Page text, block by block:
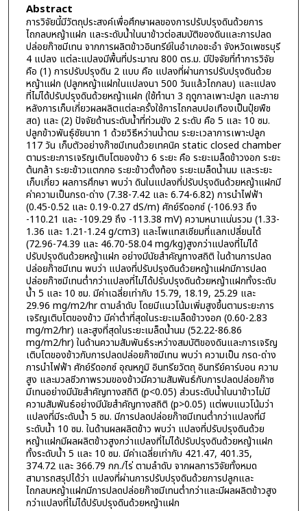
Abstract
การวิจัยนี้มีวัตถุประสงค์เพื่อศึกษาผลของการปรับปรุงดินด้วยการ
ไถกลบหญ้าแฝก และระดับน้ำในนาข้าวต่อสมบัติของดินและการปลด
ปล่อยก๊าซมีเทน จากการผลิตข้าวอินทรีย์ในอำเภอชะอำ จังหวัดเพชรบุรี
4 แปลง แต่ละแปลงมีพื้นที่ประมาณ 800 ตร.ม. มีปัจจัยที่ทำการวิจัย
คือ (1) การปรับปรุงดิน 2 แบบ คือ แปลงที่ผ่านการปรับปรุงดินด้วย
หญ้าแฝก (ปลูกหญ้าแฝกในแปลงนา 500 วันแล้วไถกลบ) และแปลง
ที่ไม่ได้ปรับปรุงดินด้วยหญ้าแฝก (ใช้ทำนา 3 ฤดูกาลเพาะปลูก และภาย
หลังการเก็บเกี่ยวผลผลิตแต่ละครั้งใช้การไถกลบปอเทืองเป็นปุ๋ยพืช
สด) และ (2) ปัจจัยด้านระดับน้ำที่ท่วมขัง 2 ระดับ คือ 5 และ 10 ซม.
ปลูกข้าวพันธุ์ชัยนาท 1 ด้วยวิธีหว่านน้ำตม ระยะเวลาการเพาะปลูก
117 วัน เก็บตัวอย่างก๊าซมีเทนด้วยเทคนิค static closed chamber
ตามระยะการเจริญเติบโตของข้าว 6 ระยะ คือ ระยะเมล็ดข้าวงอก ระยะ
ต้นกล้า ระยะข้าวแตกกอ ระยะข้าวตั้งท้อง ระยะเมล็ดน้ำนม และระยะ
เก็บเกี่ยว ผลการศึกษา พบว่า ดินในแปลงที่ปรับปรุงดินด้วยหญ้าแฝกมี
ค่าความเป็นกรด-ด่าง (7.38-7.42 และ 6.74-6.82) การนำไฟฟ้า
(0.45-0.52 และ 0.19-0.27 dS/m) ศักย์รีดอกซ์ (-106.93 ถึง
-110.21 และ -109.29 ถึง -113.38 mV) ความหนาแน่นรวม (1.33-
1.36 และ 1.21-1.24 g/cm3) และโพแทสเซียมที่แลกเปลี่ยนได้
(72.96-74.39 และ 46.70-58.04 mg/kg)สูงกว่าแปลงที่ไม่ได้
ปรับปรุงดินด้วยหญ้าแฝก อย่างมีนัยสำคัญทางสถิติ ในด้านการปลด
ปล่อยก๊าซมีเทน พบว่า แปลงที่ปรับปรุงดินด้วยหญ้าแฝกมีการปลด
ปล่อยก๊าซมีเทนต่ำกว่าแปลงที่ไม่ได้ปรับปรุงดินด้วยหญ้าแฝกทั้งระดับ
น้ำ 5 และ 10 ซม. มีค่าเฉลี่ยเท่ากับ 15.79, 18.19, 25.29 และ
29.96 mg/m2/hr ตามลำดับ โดยมีแนวโน้มเพิ่มสูงขึ้นตามระยะการ
เจริญเติบโตของข้าว มีค่าต่ำที่สุดในระยะเมล็ดข้าวงอก (0.60-2.83
mg/m2/hr) และสูงที่สุดในระยะเมล็ดน้ำนม (52.22-86.86
mg/m2/hr) ในด้านความสัมพันธ์ระหว่างสมบัติของดินและการเจริญ
เติบโตของข้าวกับการปลดปล่อยก๊าซมีเทน พบว่า ความเป็น กรด-ด่าง
การนำไฟฟ้า ศักย์รีดอกซ์ อุณหภูมิ อินทรียวัตถุ อินทรีย์คาร์บอน ความ
สูง และมวลชีวภาพรวมของข้าวมีความสัมพันธ์กับการปลดปล่อยก๊าซ
มีเทนอย่างมีนัยสำคัญทางสถิติ (p<0.05) ส่วนระดับน้ำในนาข้าวไม่มี
ความสัมพันธ์อย่างมีนัยสำคัญทางสถิติ (p>0.05) แต่พบแนวโน้มว่า
แปลงที่มีระดับน้ำ 5 ซม. มีการปลดปล่อยก๊าซมีเทนต่ำกว่าแปลงที่มี
ระดับน้ำ 10 ซม. ในด้านผลผลิตข้าว พบว่า แปลงที่ปรับปรุงดินด้วย
หญ้าแฝกมีผลผลิตข้าวสูงกว่าแปลงที่ไม่ได้ปรับปรุงดินด้วยหญ้าแฝก
ทั้งระดับน้ำ 5 และ 10 ซม. มีค่าเฉลี่ยเท่ากับ 421.47, 401.35,
374.72 และ 366.79 กก./ไร่ ตามลำดับ จากผลการวิจัยทั้งหมด
สามารถสรุปได้ว่า แปลงที่ผ่านการปรับปรุงดินด้วยการปลูกและ
ไถกลบหญ้าแฝกมีการปลดปล่อยก๊าซมีเทนต่ำกว่าและมีผลผลิตข้าวสูง
กว่าแปลงที่ไม่ได้ปรับปรุงดินด้วยหญ้าแฝก